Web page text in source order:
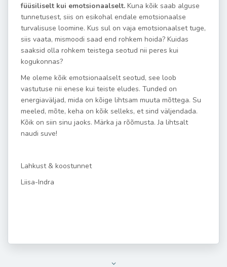
füüsiliselt kui emotsionaalselt. Kuna kõik saab alguse
tunnetusest, siis on esikohal endale emotsionaalse
turvalisuse loomine. Kus sul on vaja emotsionaalset tuge,
siis vaata, mismoodi saad end rohkem hoida? Kuidas
saaksid olla rohkem teistega seotud nii peres kui
kogukonnas?
Me oleme kõik emotsionaalselt seotud, see loob
vastutuse nii enese kui teiste eludes. Tunded on
energiaväljad, mida on kõige lihtsam muuta mõttega. Su
meeled, mõte, keha on kõik selleks, et sind väljendada.
Kõik on siin sinu jaoks. Märka ja rõõmusta. Ja lihtsalt
naudi suve!
Lahkust & koostunnet
Liisa-Indra